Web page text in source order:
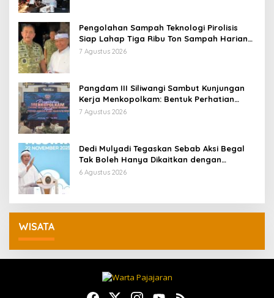
Pengolahan Sampah Teknologi Pirolisis
Siap Lahap Tiga Ribu Ton Sampah Harian
Jawa Barat
7 Agustus 2026
Pangdam III Siliwangi Sambut Kunjungan
Kerja Menkopolkam: Bentuk Perhatian
Pemerintah
7 Agustus 2026
Dedi Mulyadi Tegaskan Sebab Aksi Begal
Tak Boleh Hanya Dikaitkan dengan
Ekonomi
6 Agustus 2026
WISATA